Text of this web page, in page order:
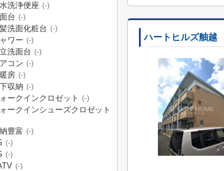
ハートヒルズ舳越
洗浄便座 (-)
台 (-)
洗面化粧台 (-)
ワー (-)
洗面台 (-)
コン (-)
房 (-)
収納 (-)
ークインクロゼット (-)
ークインシューズクロゼット
豊富 (-)
(-)
(-)
(-)